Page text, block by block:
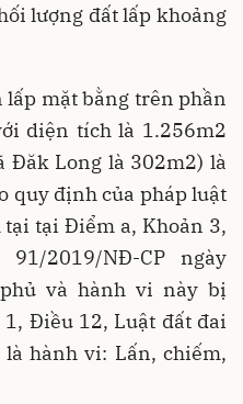
lượng đất lấp khoảng
mặt bằng trên phần
diện tích là 1.256m2
Đăk Long là 302m2) là
quy định của pháp luật
tại Điểm a, Khoản 3,
2019/NĐ-CP ngày
và hành vi này bị
Điều 12, Luật đất đai
hành vi: Lấn, chiếm,